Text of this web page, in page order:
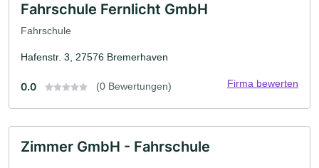
Fahrschule Fernlicht GmbH
Fahrschule
Hafenstr. 3, 27576 Bremerhaven
0.0 (0 Bewertungen) Firma bewerten
Zimmer GmbH - Fahrschule